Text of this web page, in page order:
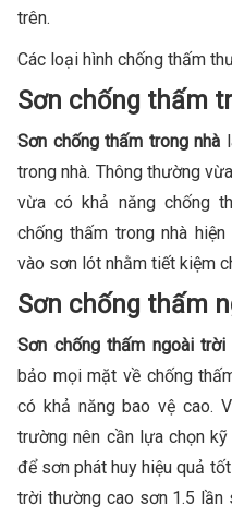
trên.
Các loại hình chống thấm
Sơn chống thấm
Sơn chống thấm trong nhà
trong nhà. Thông thường
vừa có khả năng chống
chống thấm trong nhà
vào sơn lót nhằm tiết kiệm
Sơn chống thấm
Sơn chống thấm ngoài trời
bảo mọi mặt về chống
có khả năng bao vệ cao.
trường nên cần lựa chọn
để sơn phát huy hiệu quả
trời thường cao sơn 1.5 lần